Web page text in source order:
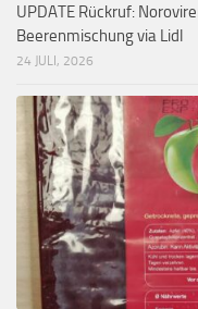
UPDATE Rückruf:
Beerenmischung via Lidl
24 JULI, 2026